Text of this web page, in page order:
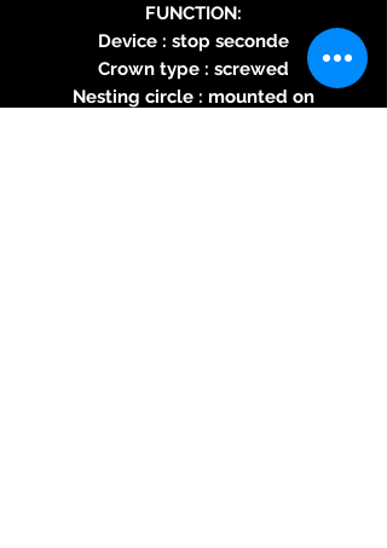
FUNCTION:
Device : stop seconde
Crown type : screwed
Nesting circle : mounted on